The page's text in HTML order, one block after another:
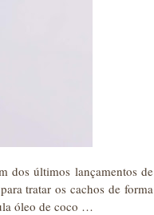
dos últimos lançamentos de
tratar os cachos de forma
óleo de coco …